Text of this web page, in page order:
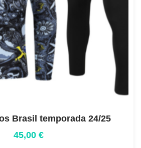
Brasil temporada 24/25
45,00 €